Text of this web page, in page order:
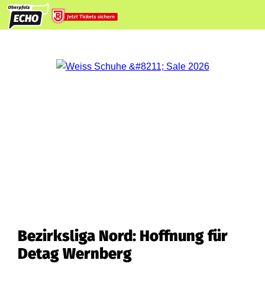
Bezirksliga Nord: Hoffnung für
Detag Wernberg